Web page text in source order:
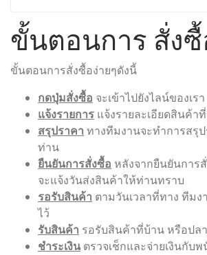
ขั้นตอนการ สั่ง
ขั้นตอนการสั่งซื้อง่ายๆดังนี้
กดปุ่มสั่งซื้อ จะเข้าไปยังไลน์ของเรา
แจ้งรายการ แจ้งรายละเอียดสินค้า
สรุปราคา ทางทีมงานจะทำการสรุ
ท่าน
ยืนยันการสั่งซื้อ หลังจากยืนยันการ
จะแจ้งวันส่งสินค้าให้ท่านทราบ
รอรับสินค้า ตามวันเวลาที่ทาง ทีม
ไว้
รับสินค้า รอรับสินค้าที่บ้าน หรือปล
ชำระเงิน ตรวจเช็กและจ่ายเงินกับ